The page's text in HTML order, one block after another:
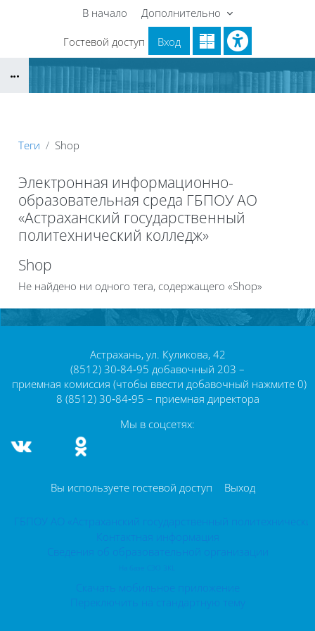
Перейти к основному содержанию
В начало Дополнительно
Гостевой доступ Вход
Теги Shop
Электронная информационно-
образовательная среда ГБПОУ АО
«Астраханский государственный
политехнический колледж»
Блоки
Shop
Не найдено ни одного тега, содержащего «Shop»
Астрахань, ул. Куликова, 42
(8512) 30‑84‑95 добавочный 203 –
приемная комиссия (чтобы ввести добавочный нажмите 0)
8 (8512) 30‑84‑95 – приемная директора
Мы в соцсетях:
Вы используете гостевой доступ Выход
ГБПОУ АО «Астраханский государственный
Контактная информация
Сведения об образовательной организации
Скачать мобильное приложение
Переключить на стандартную тему